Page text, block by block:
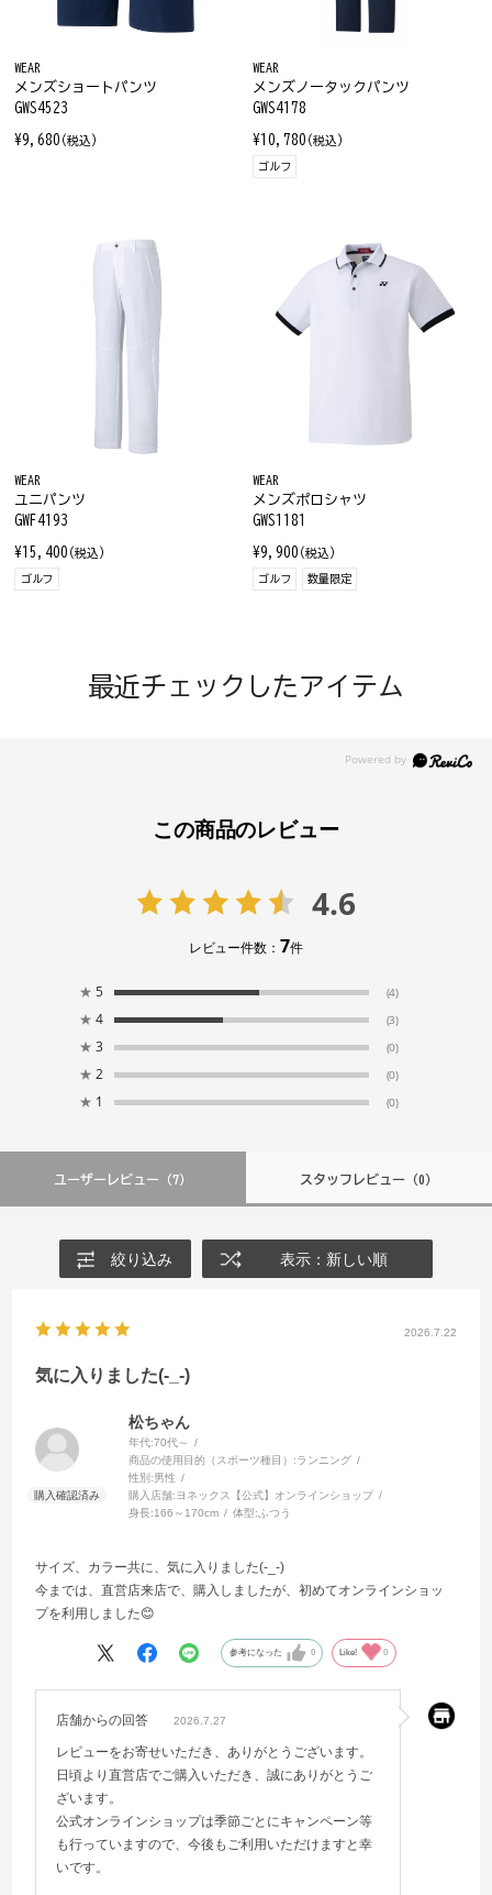
WEAR
メンズショートパンツ
GWS4523
¥9,680 (税込)
WEAR
メンズノータックパンツ
GWS4178
¥10,780 (税込)
ゴルフ
WEAR
ユニパンツ
GWF4193
¥15,400 (税込)
ゴルフ
WEAR
メンズポロシャツ
GWS1181
¥9,900 (税込)
ゴルフ 数量限定
最近チェックしたアイテム
この商品のレビュー
4.6
レビュー件数：7件
★ 5 (4)
★ 4 (3)
★ 3 (0)
★ 2 (0)
★ 1 (0)
ユーザーレビュー （7） スタッフレビュー（0）
絞り込み 表示：新しい順
2026.7.22
気に入りました(-_-)
松ちゃん
年代:70代～
商品の使用目的（スポーツ種目）:ランニング
性別:男性
購入店舗: ヨネックス【公式】オンラインショップ
身長:166～170cm 体型: ふつう
サイズ、カラー共に、気に入りました(-_-)
今までは、直営店来店で、購入しましたが、初めてオンラインショッ
プを利用しました😊
参考になった 0 Like! 0
店舗からの回答 2026.7.27
レビューをお寄せいただき、ありがとうございます。
日頃より直営店でご購入いただき、誠にありがとうご
ざいます。
公式オンラインショップは季節ごとにキャンペーン等
も行っていますので、今後もご利用いただけますと幸
いです。